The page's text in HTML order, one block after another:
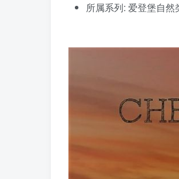
所属系列: 爱登堡自